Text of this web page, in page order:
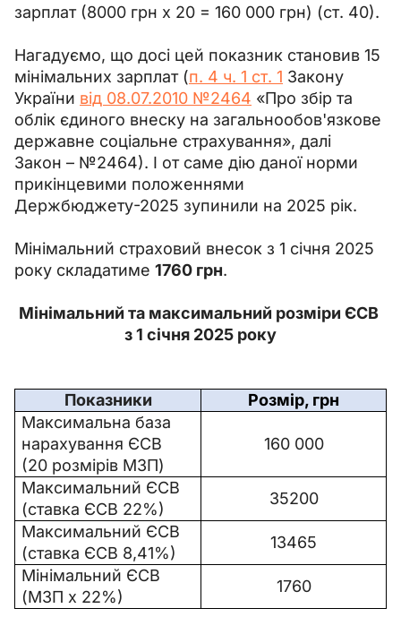
зарплат (8000 грн х 20 = 160 000 грн) (ст. 40).
Нагадуємо, що досі цей показник становив 15
мінімальних зарплат (п. 4 ч. 1 ст. 1 Закону
України від 08.07.2010 №2464 «Про збір та
облік єдиного внеску на загальнообов'язкове
державне соціальне страхування», далі
Закон – №2464). І от саме дію даної норми
прикінцевими положеннями
Держбюджету-2025 зупинили на 2025 рік.
Мінімальний страховий внесок з 1 січня 2025
року складатиме 1760 грн.
Мінімальний та максимальний розміри ЄСВ
з 1 січня 2025 року
Показники
Розмір, грн
Максимальна база
нарахування ЄСВ
(20 розмірів МЗП)
160 000
Максимальний ЄСВ
(ставка ЄСВ 22%)
35200
Максимальний ЄСВ
(ставка ЄСВ 8,41%)
13465
Мінімальний ЄСВ
(МЗП х 22%)
1760